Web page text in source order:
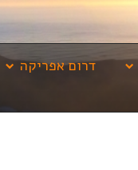
דרום אפריקה